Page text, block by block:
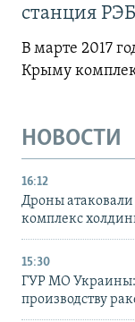
станция
В марте 2017
Крыму
НОВОСТИ
16:12
Дроны
комплекс
15:30
ГУР МО Украины:
производству